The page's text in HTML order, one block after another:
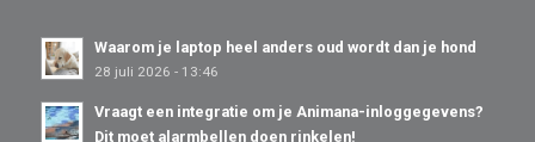
Waarom je laptop heel anders oud wordt dan je hond
28 juli 2026 - 13:46
Vraagt een integratie om je Animana-inloggegevens?
Dit moet alarmbellen doen rinkelen!